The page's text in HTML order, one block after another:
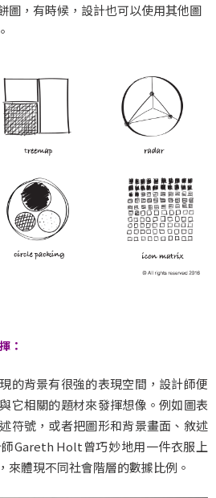
圖，有時候，設計也可以使用其他圖
：
的背景有很強的表現空間，設計師便
它相關的題材來發揮想像。例如圖表
符號，或者把圖形和背景畫面、敘述
Gareth Holt曾巧妙地用一件衣服上
來體現不同社會階層的數據比例。